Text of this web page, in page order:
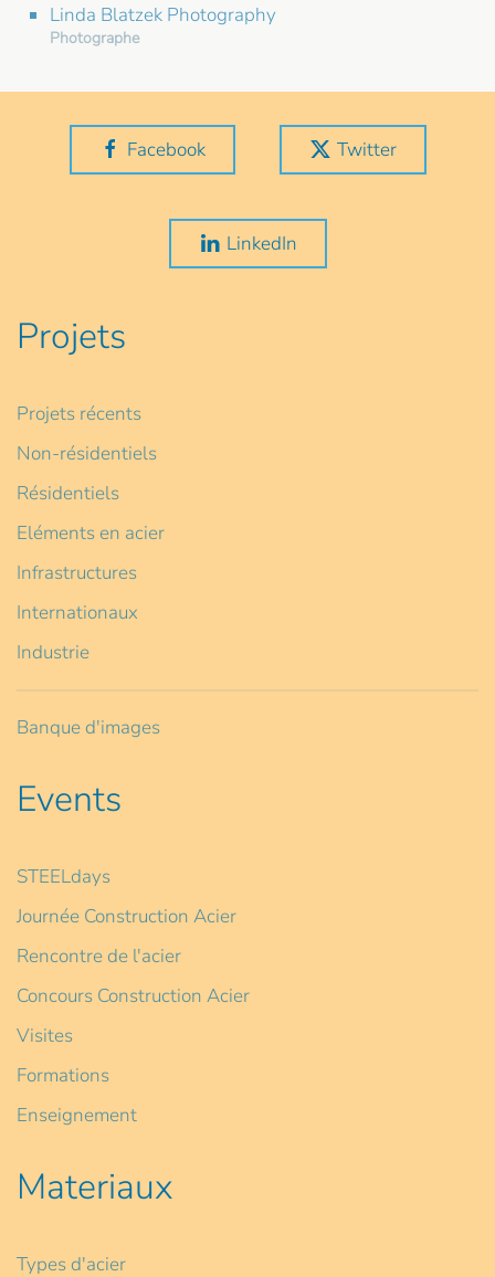
Linda Blatzek Photography
Photographe
Facebook Twitter
LinkedIn
Projets
Projets récents
Non-résidentiels
Résidentiels
Eléments en acier
Infrastructures
Internationaux
Industrie
Banque d'images
Events
STEELdays
Journée Construction Acier
Rencontre de l'acier
Concours Construction Acier
Visites
Formations
Enseignement
Materiaux
Types d'acier